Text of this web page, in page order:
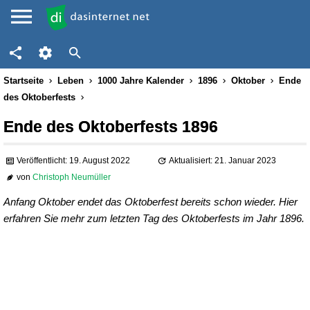
Startseite Leben 1000 Jahre Kalender 1896 Oktober
Ende
des Oktoberfests
Ende des Oktoberfests 1896
Veröffentlicht: 19. August 2022
Aktualisiert: 21. Januar 2023
vonChristoph Neumüller
Anfang Oktober endet das Oktoberfest bereits schon wieder. Hier
erfahren Sie mehr zum letzten Tag des Oktoberfests im Jahr 1896.